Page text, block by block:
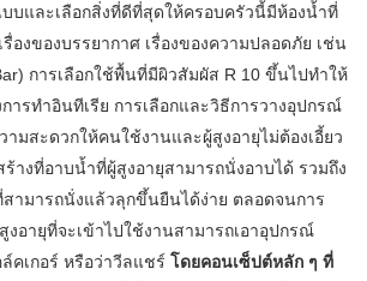
บและเลือกสิ่งที่ดีที่สุดให้ครอบครัวนี้มีห้องน้ำที่
องของบรรยากาศ เรื่องของความปลอดภัย เช่น
การเลือกใช้พื้นที่มีผิวสัมผัส R 10 ขึ้นไปทำให้
ารทำอินทีเรีย การเลือกและวิธีการวางอุปกรณ์
ามสะดวกให้คนใช้งานและผู้สูงอายุไม่ต้องเอี้ยว
ร้างที่อาบน้ำที่ผู้สูงอายุสามารถนั่งอาบได้ รวมถึง
มารถนั่งแล้วลุกขึ้นยืนได้ง่าย ตลอดจนการ
งอายุที่จะเข้าไปใช้งานสามารถเอาอุปกรณ์
คเกอร์ หรือว่าวีลแชร์ โดยคอนเซ็ปต์หลัก ๆ ที่